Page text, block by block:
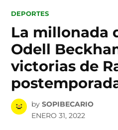
POSTED
DEPORTES
La millonada
Odell
victorias de
by SOPIBECARIO
ENERO 31, 2022